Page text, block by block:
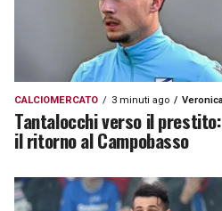
CALCIOMERCATO 3 minuti ago
Tantalocchi verso il
il ritorno al Campobasso